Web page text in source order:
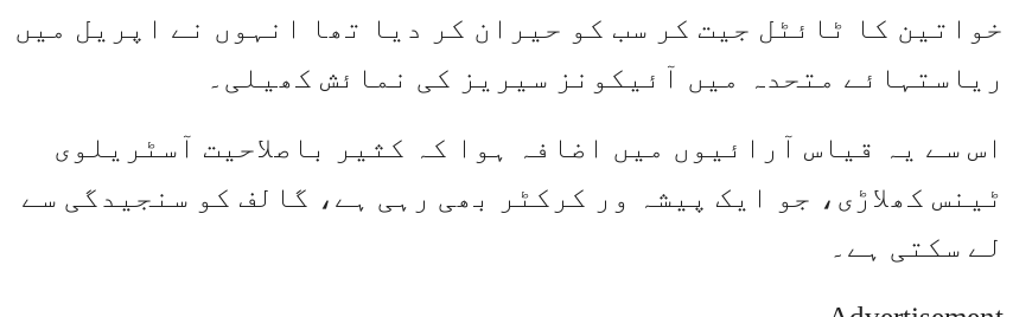
خواتین کا ٹائٹل جیت کر سب کو حیران کر دیا تھا انہوں نے اپریل میں
ریاستہائے متحدہ میں آئیکونز سیریز کی نمائش کھیلی۔
اس سے یہ قیاس آرائیوں میں اضافہ ہوا کہ کثیر باصلاحیت آسٹریلوی
ٹینس کھلاڑی، جو ایک پیشہ ور کرکٹر بھی رہی ہے، گالف کو سنجیدگی سے
لے سکتی ہے۔